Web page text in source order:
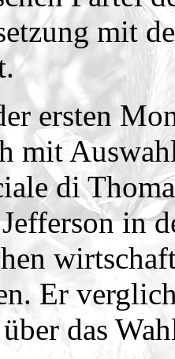
mit
ersten
mit
di
in
Er
das